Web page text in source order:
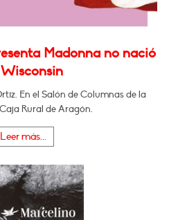
Madonna no nació
En el Salón de Columnas de la
Rural de Aragón.
Leer más...